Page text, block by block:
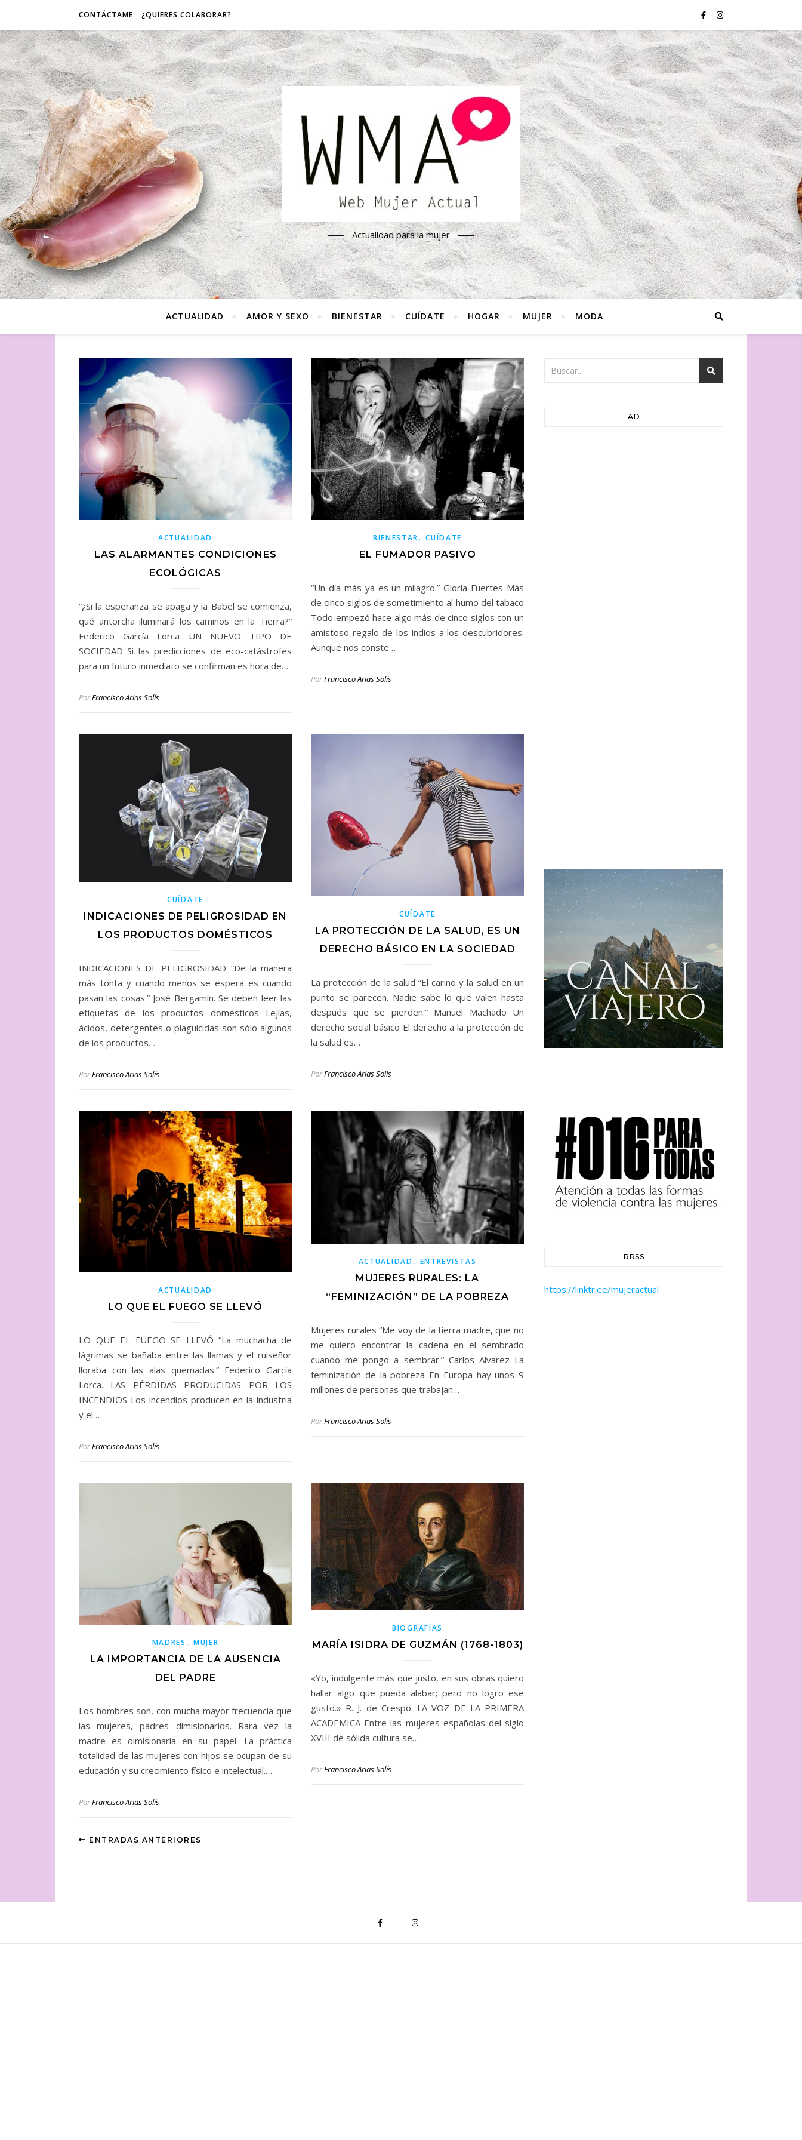
CONTÁCTAME ¿QUIERES COLABORAR?
Actualidad para la mujer
ACTUALIDAD AMOR Y SEXO BIENESTAR CUÍDATE HOGAR MUJER MODA
ACTUALIDAD
LAS ALARMANTES CONDICIONES
ECOLÓGICAS
“¿Si la esperanza se apaga y la Babel se comienza,
qué antorcha iluminará los caminos en la Tierra?”
Federico García Lorca UN NUEVO TIPO DE
SOCIEDAD Si las predicciones de eco-catástrofes
para un futuro inmediato se confirman es hora de…
PorFrancisco Arias Solís
BIENESTAR,CUÍDATE
EL FUMADOR PASIVO
“Un día más ya es un milagro.” Gloria Fuertes Más
de cinco siglos de sometimiento al humo del tabaco
Todo empezó hace algo más de cinco siglos con un
amistoso regalo de los indios a los descubridores.
Aunque nos conste…
PorFrancisco Arias Solís
CUÍDATE
INDICACIONES DE PELIGROSIDAD EN
LOS PRODUCTOS DOMÉSTICOS
INDICACIONES DE PELIGROSIDAD “De la manera
más tonta y cuando menos se espera es cuando
pasan las cosas.” José Bergamín. Se deben leer las
etiquetas de los productos domésticos Lejías,
ácidos, detergentes o plaguicidas son sólo algunos
de los productos…
PorFrancisco Arias Solís
CUÍDATE
LA PROTECCIÓN DE LA SALUD, ES UN
DERECHO BÁSICO EN LA SOCIEDAD
La protección de la salud “El cariño y la salud en un
punto se parecen. Nadie sabe lo que valen hasta
después que se pierden.” Manuel Machado Un
derecho social básico El derecho a la protección de
la salud es…
PorFrancisco Arias Solís
ACTUALIDAD
LO QUE EL FUEGO SE LLEVÓ
LO QUE EL FUEGO SE LLEVÓ “La muchacha de
lágrimas se bañaba entre las llamas y el ruiseñor
lloraba con las alas quemadas.” Federico García
Lorca. LAS PÉRDIDAS PRODUCIDAS POR LOS
INCENDIOS Los incendios producen en la industria
y el…
PorFrancisco Arias Solís
ACTUALIDAD , ENTREVISTAS
MUJERES RURALES: LA
“FEMINIZACIÓN” DE LA POBREZA
Mujeres rurales “Me voy de la tierra madre, que no
me quiero encontrar la cadena en el sembrado
cuando me pongo a sembrar.” Carlos Alvarez La
feminización de la pobreza En Europa hay unos 9
millones de personas que trabajan…
PorFrancisco Arias Solís
MADRES , MUJER
LA IMPORTANCIA DE LA AUSENCIA
DEL PADRE
Los hombres son, con mucha mayor frecuencia que
las mujeres, padres dimisionarios. Rara vez la
madre es dimisionaria en su papel. La práctica
totalidad de las mujeres con hijos se ocupan de su
educación y su crecimiento físico e intelectual.…
PorFrancisco Arias Solís
BIOGRAFÍAS
MARÍA ISIDRA DE GUZMÁN (1768-1803)
«Yo, indulgente más que justo, en sus obras quiero
hallar algo que pueda alabar; pero no logro ese
gusto.» R. J. de Crespo. LA VOZ DE LA PRIMERA
ACADEMICA Entre las mujeres españolas del siglo
XVIII de sólida cultura se…
PorFrancisco Arias Solís
ENTRADAS ANTERIORES
AD
RRSS
https://linktr.ee/mujeractual